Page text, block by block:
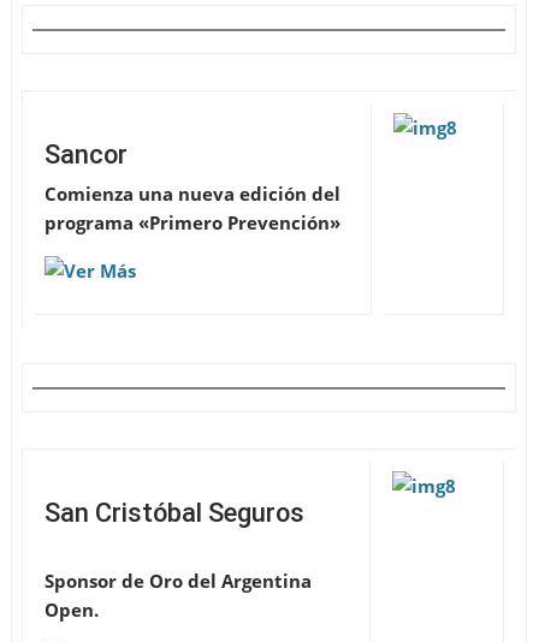
Sancor
Comienza una nueva edición del
programa «Primero Prevención»
San Cristóbal Seguros
Sponsor de Oro del Argentina
Open.